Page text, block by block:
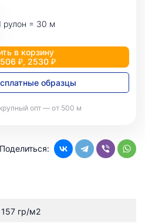
рулон = 30 м
в корзину
₽, 2530 ₽
образцы
опт — от 500 м
Поделиться:
157 гр/м2